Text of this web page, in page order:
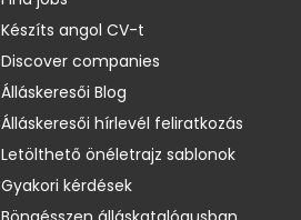
Készíts angol CV-t
Discover companies
Álláskeresői Blog
Álláskeresői hírlevél feliratkozás
Letölthető önéletrajz sablonok
Gyakori kérdések